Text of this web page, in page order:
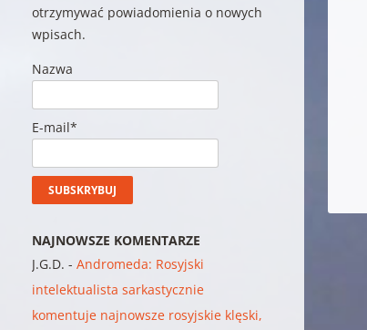
otrzymywać powiadomienia o nowych
wpisach.
Nazwa
E-mail*
NAJNOWSZE KOMENTARZE
J.G.D. -Andromeda: Rosyjski
intelektualista sarkastycznie
komentuje najnowsze rosyjskie klęski,